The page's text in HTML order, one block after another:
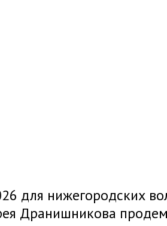
для нижегородских
Дранишникова